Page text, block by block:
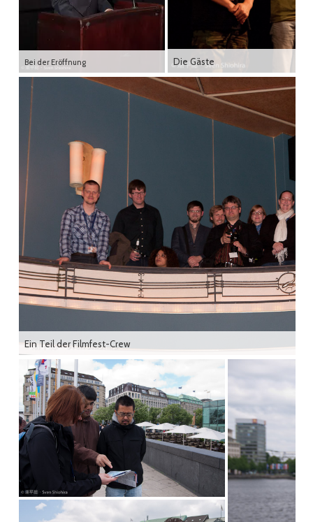
Bei der Eröffnung Die Gäste
Ein Teil der Filmfest-Crew